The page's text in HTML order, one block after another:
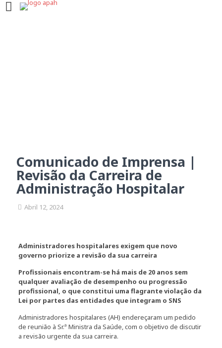
Comunicado de Imprensa |
Revisão da Carreira de
Administração Hospitalar
Abril 12, 2024
Administradores hospitalares exigem que novo
governo priorize a revisão da sua carreira
Profissionais encontram-se há mais de 20 anos sem
qualquer avaliação de desempenho ou progressão
profissional, o que constitui uma flagrante violação da
Lei por partes das entidades que integram o SNS
Administradores hospitalares (AH) endereçaram um pedido
de reunião à Sr.ª Ministra da Saúde, com o objetivo de discutir
a revisão urgente da sua carreira.